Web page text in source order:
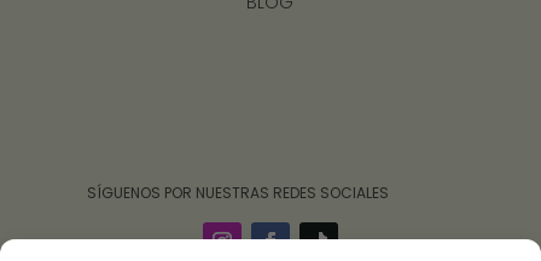
‎ ‎ ‎ ‎ ‎ ‎‎ ‎ SÍGUENOS POR NUESTRAS REDES SOCIALES